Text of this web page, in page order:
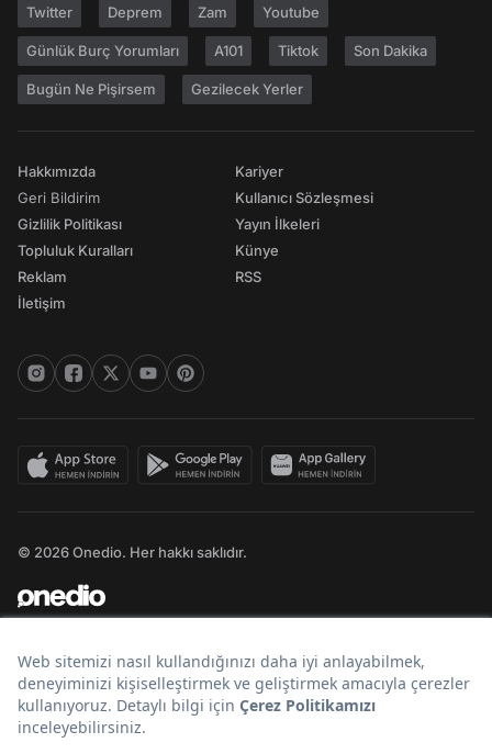
Twitter Deprem Zam Youtube
Günlük Burç Yorumları A101 Tiktok Son Dakika
Bugün Ne Pişirsem Gezilecek Yerler
Hakkımızda
Geri Bildirim
Gizlilik Politikası
Topluluk Kuralları
Reklam
İletişim
Kariyer
Kullanıcı Sözleşmesi
Yayın İlkeleri
Künye
RSS
© 2026 Onedio. Her hakkı saklıdır.
Bir markasıdır.